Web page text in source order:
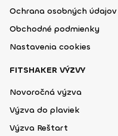
Ochrana osobných údajov
Obchodné podmienky
Nastavenia cookies
FITSHAKER VÝZVY
Novoročná výzva
Výzva do plaviek
Výzva Reštart